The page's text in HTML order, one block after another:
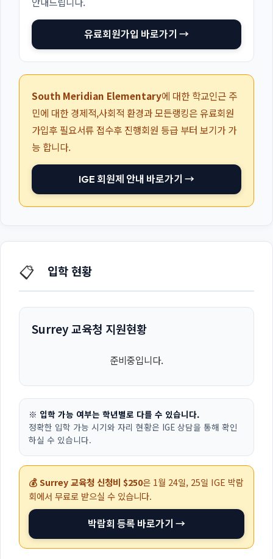
유료회원가입 바로가기 →
South Meridian Elementary에 대한 학교인근 주
민에 대한 경제적,사회적 환경과 모든랭킹은 유료회원
가입후 필요서류 접수후 진행회원 등급 부터 보기가 가
능 합니다.
IGE 회원제 안내 바로가기 →
📋 입학 현황
Surrey 교육청 지원현황
준비중입니다.
※ 입학 가능 여부는 학년별로 다를 수 있습니다.
정확한 입학 가능 시기와 자리 현황은 IGE 상담을 통해 확인
하실 수 있습니다.
💰 Surrey 교육청 신청비 $250은 1월 24일, 25일 IGE 박람
회에서 무료로 받으실 수 있습니다.
박람회 등록 바로가기 →